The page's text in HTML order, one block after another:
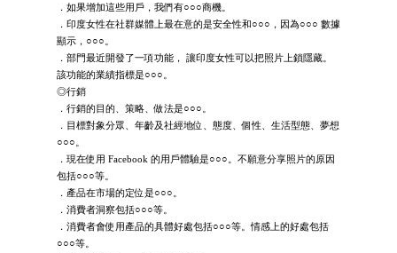
．如果增加這些用戶，我們有○○○商機。
．印度女性在社群媒體上最在意的是安全性和○○○，因為○○○ 數據
顯示，○○○。
．部門最近開發了一項功能， 讓印度女性可以把照片上鎖隱藏。
該功能的業績指標是○○○。
◎行銷
．行銷的目的、策略、做法是○○○。
．目標對象分眾、年齡及社經地位、態度、個性、生活型態、夢想
○○○。
．現在使用 Facebook 的用戶體驗是○○○。不願意分享照片的原因
包括○○○等。
．產品在市場的定位是○○○。
．消費者洞察包括○○○等。
．消費者會使用產品的具體好處包括○○○等。情感上的好處包括
○○○等。